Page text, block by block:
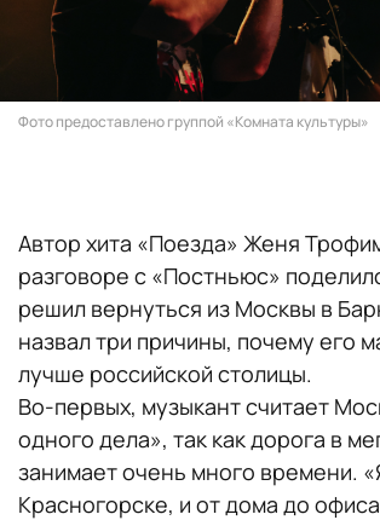
Фото предоставлено группой «Комната культуры»
Автор хита «Поезда» Женя
разговоре с «Постньюс»
решил вернуться из Москвы в
назвал три причины, почему его
лучше российской столицы.
Во-первых, музыкант считает
одного дела», так как дорога в
занимает очень много времени.
Красногорске, и от дома до